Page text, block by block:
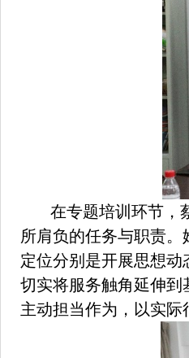
在专题培训环节，
所肩负的任务与职责
定位分别是开展思想
切实将服务触角延伸到
主动担当作为，以实